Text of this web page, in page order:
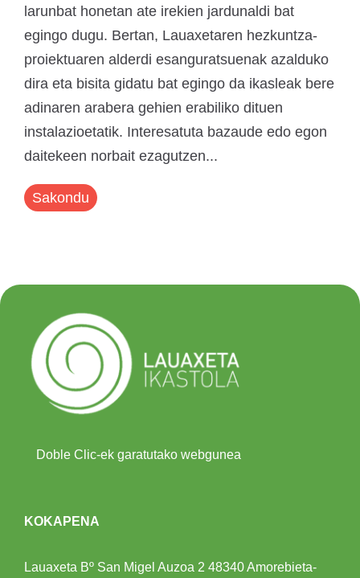
larunbat honetan ate irekien jardunaldi bat
egingo dugu. Bertan, Lauaxetaren hezkuntza-
proiektuaren alderdi esanguratsuenak azalduko
dira eta bisita gidatu bat egingo da ikasleak bere
adinaren arabera gehien erabiliko dituen
instalazioetatik. Interesatuta bazaude edo egon
daitekeen norbait ezagutzen...
Sakondu
Doble Clic-ek garatutako webgunea
KOKAPENA
Lauaxeta Bº San Migel Auzoa 2 48340 Amorebieta-